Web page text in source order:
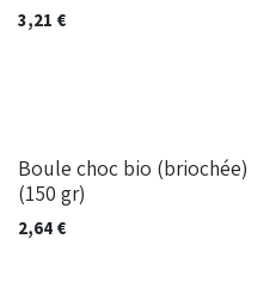
3,21 €
Boule choc bio (briochée)
(150 gr)
2,64 €